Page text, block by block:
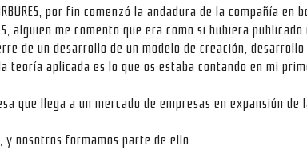
por fin comenzó la andadura de la compañía en
alguien me comento que era como si hubiera
de un desarrollo de un modelo de creación,
aplicada es lo que os estaba contando en mi
que llega a un mercado de empresas en expansión de
y nosotros formamos parte de ello.